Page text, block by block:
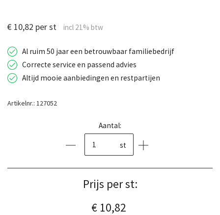
€ 10,82 per st
Al ruim 50 jaar een betrouwbaar familiebedrijf
Correcte service en passend advies
Altijd mooie aanbiedingen en restpartijen
Artikelnr.: 127052
Aantal:
st
Prijs per st:
€ 10,82